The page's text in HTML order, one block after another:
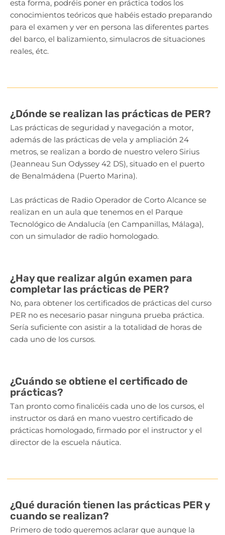
esta forma, podréis poner en práctica todos los
conocimientos teóricos que habéis estado preparando
para el examen y ver en persona las diferentes partes
del barco, el balizamiento, simulacros de situaciones
reales, étc.
¿Dónde se realizan las prácticas de PER?
Las prácticas de seguridad y navegación a motor,
además de las prácticas de vela y ampliación 24
metros, se realizan a bordo de nuestro velero Sirius
(Jeanneau Sun Odyssey 42 DS), situado en el puerto
de Benalmádena (Puerto Marina).
Las prácticas de Radio Operador de Corto Alcance se
realizan en un aula que tenemos en el Parque
Tecnológico de Andalucía (en Campanillas, Málaga),
con un simulador de radio homologado.
¿Hay que realizar algún examen para
completar las prácticas de PER?
No, para obtener los certificados de prácticas del curso
PER no es necesario pasar ninguna prueba práctica.
Sería suficiente con asistir a la totalidad de horas de
cada uno de los cursos.
¿Cuándo se obtiene el certificado de
prácticas?
Tan pronto como finalicéis cada uno de los cursos, el
instructor os dará en mano vuestro certificado de
prácticas homologado, firmado por el instructor y el
director de la escuela náutica.
¿Qué duración tienen las prácticas PER y
cuando se realizan?
Primero de todo queremos aclarar que aunque la